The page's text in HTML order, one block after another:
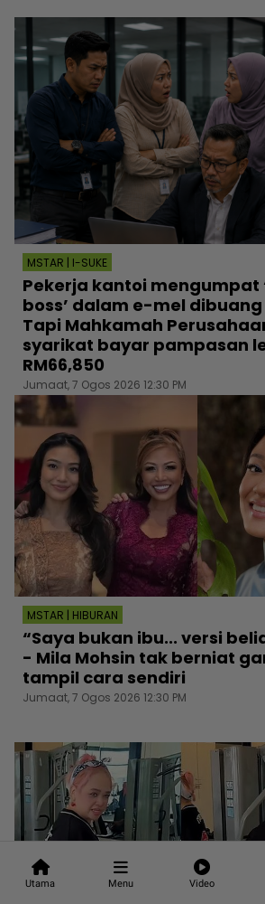
Utama Menu Video
MSTAR | I-SUKE
Pekerja kantoi mengumpat
boss’ dalam e-mel
Tapi Mahkamah
syarikat bayar pampasan
RM66,850
Jumaat, 7 Ogos 2026 12:30 PM
MSTAR | HIBURAN
“Saya bukan ibu... versi
- Mila Mohsin tak berniat
tampil cara sendiri
Jumaat, 7 Ogos 2026 12:30 PM